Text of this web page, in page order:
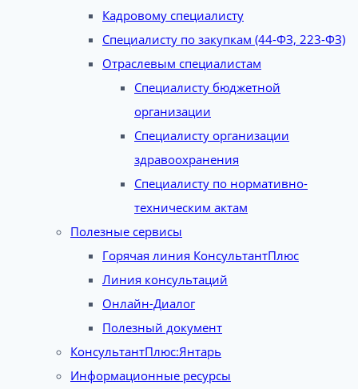
Кадровому специалисту
Специалисту по закупкам (44-ФЗ, 223-ФЗ)
Отраслевым специалистам
Специалисту бюджетной
организации
Специалисту организации
здравоохранения
Специалисту по нормативно-
техническим актам
Полезные сервисы
Горячая линия КонсультантПлюс
Линия консультаций
Онлайн-Диалог
Полезный документ
КонсультантПлюс:Янтарь
Информационные ресурсы